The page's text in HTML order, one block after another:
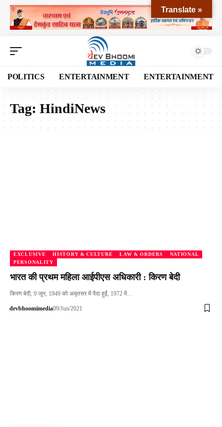
POLITICS ENTERTAINMENT ENTERTAINMENT
Tag: HindiNews
EXCLUSIVE HISTORY & CULTURE LAW & ORDERS
NATIONAL
PERSONALITY
भारत की प्रथम महिला आईपीएस अधिकारी : किरण बेदी
किरण बेदी, 9 जून, 1949 को अमृतसर में पैदा हुईं, 1972 में…
devbhoomimedia09/Jun/2021
Translate »